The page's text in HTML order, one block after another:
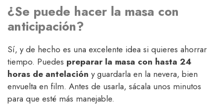
¿Se puede hacer la masa con
anticipación?
Sí, y de hecho es una excelente idea si quieres ahorrar
tiempo. Puedes preparar la masa con hasta 24
horas de antelación y guardarla en la nevera, bien
envuelta en film. Antes de usarla, sácala unos minutos
para que esté más manejable.